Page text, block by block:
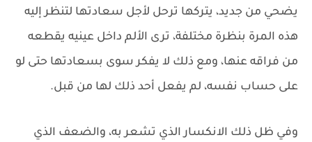
يضحي من جديد، يتركها ترحل لأجل سعادتها لتنظر إليه
هذه المرة بنظرة مختلفة، ترى الألم داخل عينيه يقطعه
من فراقه عنها، ومع ذلك لا يفكر سوى بسعادتها حتى لو
على حساب نفسه، لم يفعل أحد ذلك لها من قبل.
وفي ظل ذلك الانكسار الذي تشعر به، والضعف الذي